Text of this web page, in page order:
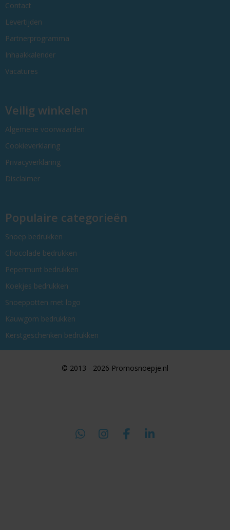
Contact
Levertijden
Partnerprogramma
Inhaakkalender
Vacatures
Veilig winkelen
Algemene voorwaarden
Cookieverklaring
Privacyverklaring
Disclaimer
Populaire categorieën
Snoep bedrukken
Chocolade bedrukken
Pepermunt bedrukken
Koekjes bedrukken
Snoeppotten met logo
Kauwgom bedrukken
Kerstgeschenken bedrukken
© 2013 - 2026 Promosnoepje.nl